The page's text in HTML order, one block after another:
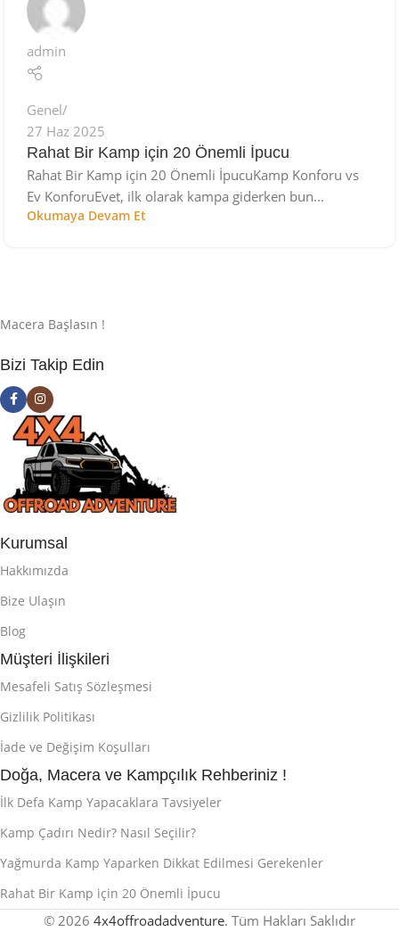
admin
Genel
27 Haz 2025
Rahat Bir Kamp için 20 Önemli İpucu
Rahat Bir Kamp için 20 Önemli İpucuKamp Konforu vs
Ev KonforuEvet, ilk olarak kampa giderken bun...
Okumaya Devam Et
Macera Başlasın !
Bizi Takip Edin
Kurumsal
Hakkımızda
Bize Ulaşın
Blog
Müşteri İlişkileri
Mesafeli Satış Sözleşmesi
Gizlilik Politikası
İade ve Değişim Koşulları
Doğa, Macera ve Kampçılık Rehberiniz !
İlk Defa Kamp Yapacaklara Tavsiyeler
Kamp Çadırı Nedir? Nasıl Seçilir?
Yağmurda Kamp Yaparken Dikkat Edilmesi Gerekenler
Rahat Bir Kamp için 20 Önemli İpucu
© 2026 4x4offroadadventure. Tüm Hakları Saklıdır